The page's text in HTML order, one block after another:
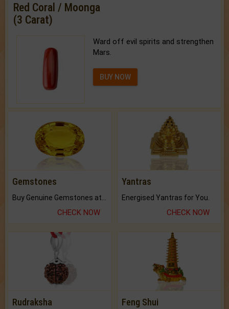
Red Coral / Moonga
(3 Carat)
Ward off evil spirits and strengthen
Mars.
BUY NOW
Gemstones
CHECK NOW
Yantras
Energised Yantras for You.
CHECK NOW
Rudraksha Feng Shui